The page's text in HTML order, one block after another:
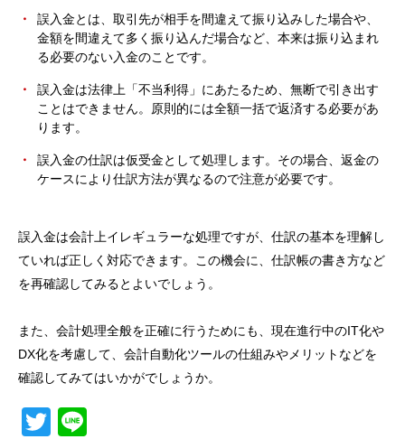
誤入金とは、取引先が相手を間違えて振り込みした場合や、
金額を間違えて多く振り込んだ場合など、本来は振り込まれ
る必要のない入金のことです。
誤入金は法律上「不当利得」にあたるため、無断で引き出す
ことはできません。原則的には全額一括で返済する必要があ
ります。
誤入金の仕訳は仮受金として処理します。その場合、返金の
ケースにより仕訳方法が異なるので注意が必要です。
誤入金は会計上イレギュラーな処理ですが、仕訳の基本を理解し
ていれば正しく対応できます。この機会に、仕訳帳の書き方など
を再確認してみるとよいでしょう。
また、会計処理全般を正確に行うためにも、現在進行中のIT化や
DX化を考慮して、会計自動化ツールの仕組みやメリットなどを
確認してみてはいかがでしょうか。
Twitter